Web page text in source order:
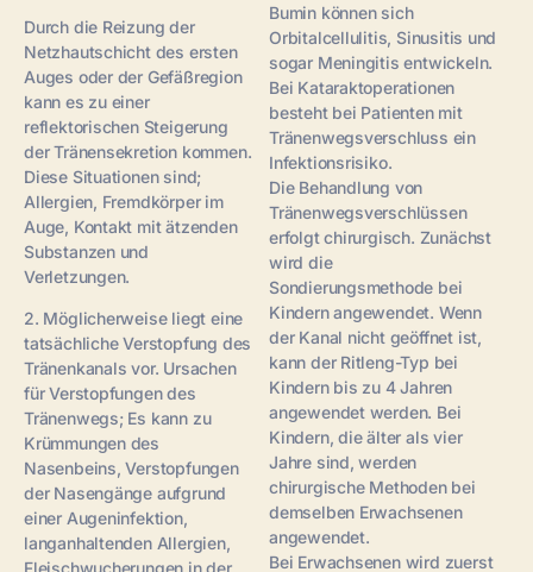
Durch die Reizung der
Netzhautschicht des ersten
Auges oder der Gefäßregion
kann es zu einer
reflektorischen Steigerung
der Tränensekretion kommen.
Diese Situationen sind;
Allergien, Fremdkörper im
Auge, Kontakt mit ätzenden
Substanzen und
Verletzungen.
2. Möglicherweise liegt eine
tatsächliche Verstopfung des
Tränenkanals vor. Ursachen
für Verstopfungen des
Tränenwegs; Es kann zu
Krümmungen des
Nasenbeins, Verstopfungen
der Nasengänge aufgrund
einer Augeninfektion,
langanhaltenden Allergien,
Fleischwucherungen in der
Bumin können sich
Orbitalcellulitis, Sinusitis und
sogar Meningitis entwickeln.
Bei Kataraktoperationen
besteht bei Patienten mit
Tränenwegsverschluss ein
Infektionsrisiko.
Die Behandlung von
Tränenwegsverschlüssen
erfolgt chirurgisch. Zunächst
wird die
Sondierungsmethode bei
Kindern angewendet. Wenn
der Kanal nicht geöffnet ist,
kann der Ritleng-Typ bei
Kindern bis zu 4 Jahren
angewendet werden. Bei
Kindern, die älter als vier
Jahre sind, werden
chirurgische Methoden bei
demselben Erwachsenen
angewendet.
Bei Erwachsenen wird zuerst